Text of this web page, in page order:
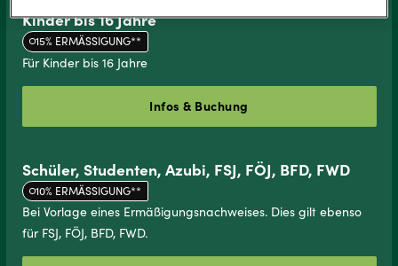
Kinder bis 16 Jahre
15% ERMÄSSIGUNG**
Für Kinder bis 16 Jahre
Infos & Buchung
Schü­ler, Stu­den­ten, Azubi, FSJ, FÖJ, BFD, FWD
10% ERMÄSSIGUNG**
Bei Vorlage eines Ermäßigungsnachweises. Dies gilt ebenso
für FSJ, FÖJ, BFD, FWD.